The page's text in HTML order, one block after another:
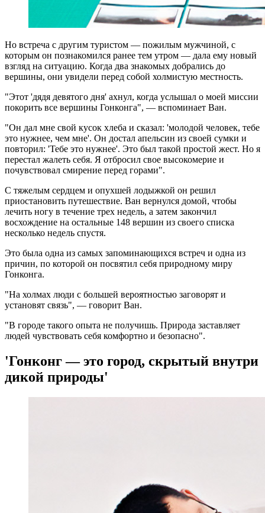
Но встреча с другим туристом — пожилым мужчиной, с
которым он познакомился ранее тем утром — дала ему новый
взгляд на ситуацию. Когда два знакомых добрались до
вершины, они увидели перед собой холмистую местность.
"Этот 'дядя девятого дня' ахнул, когда услышал о моей миссии
покорить все вершины Гонконга", — вспоминает Ван.
"Он дал мне свой кусок хлеба и сказал: 'молодой человек, тебе
это нужнее, чем мне'. Он достал апельсин из своей сумки и
повторил: 'Тебе это нужнее'. Это был такой простой жест. Но я
перестал жалеть себя. Я отбросил свое высокомерие и
почувствовал смирение перед горами".
С тяжелым сердцем и опухшей лодыжкой он решил
приостановить путешествие. Ван вернулся домой, чтобы
лечить ногу в течение трех недель, а затем закончил
восхождение на остальные 148 вершин из своего списка
несколько недель спустя.
Это была одна из самых запоминающихся встреч и одна из
причин, по которой он посвятил себя природному миру
Гонконга.
"На холмах люди с большей вероятностью заговорят и
установят связь", — говорит Ван.
"В городе такого опыта не получишь. Природа заставляет
людей чувствовать себя комфортно и безопасно".
'Гонконг — это город, скрытый внутри
дикой природы'